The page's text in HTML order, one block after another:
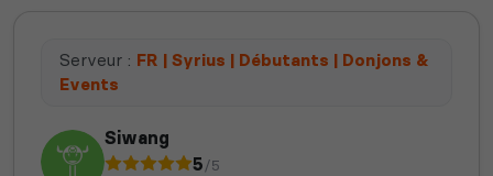
Serveur : FR | Syrius | Débutants | Donjons &
Events
Siwang
5/5